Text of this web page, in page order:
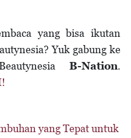
yang bisa ikutan
Yuk gabung ke
B-Nation.
yang Tepat untuk